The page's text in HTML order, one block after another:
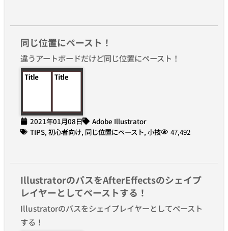
同じ位置にペースト！
違うアートボードだけど同じ位置にペースト！
2021年01月08日
Adobe Illustrator
TIPS, 初心者向け, 同じ位置にペースト, 小技 47,492
IllustratorのパスをAfterEffectsのシェイプ
レイヤーとしてペーストする！
Illustratorのパスをシェイプレイヤーとしてペースト
する！